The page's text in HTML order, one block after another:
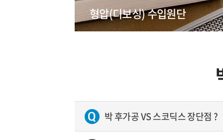
형압(디보싱) 수입원단
박 후가공 VS 스코딕스 장단점 ?